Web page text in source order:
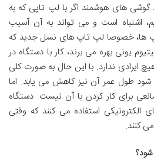
گوشی های هوشمند اگر با لپ تاپی که به
اشتباه است و می تواند به آن آسیب
ها، خصوصا لپ تاپ های نسل جدید که
یونی بهره می برند، کار با دستگاه در
ایرادی ندارد. با این حال به صورت کلی
طول عمر آن نیز کاهش می یابد. اما
برای کار کردن با آن نیست. دستگاه
الکترونیکی استفاده می ‌کنند که وقتی
‌کنند.